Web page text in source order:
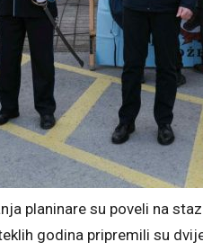
planinare su poveli na
godina pripremili su